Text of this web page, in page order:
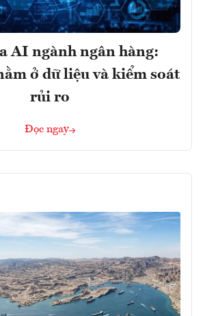
AI ngành ngân hàng:
ở dữ liệu và kiểm soát
rủi ro
Đọc ngay